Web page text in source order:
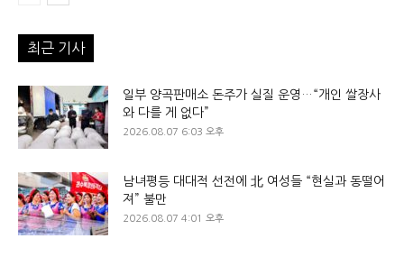
최근 기사
일부 양곡판매소 돈주가 실질 운영…“개인 쌀장사
와 다를 게 없다”
2026.08.07 6:03 오후
남녀평등 대대적 선전에 北 여성들 “현실과 동떨어
져” 불만
2026.08.07 4:01 오후